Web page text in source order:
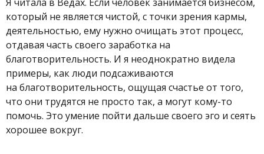
который не является чистой, с точки зрения кармы,
деятельностью, ему нужно очищать этот процесс,
отдавая часть своего заработка на
благотворительность. И я неоднократно видела
примеры, как люди подсаживаются
на благотворительность, ощущая счастье от того,
что они трудятся не просто так, а могут кому-то
помочь. Это умение пойти дальше своего эго и сеять
хорошее вокруг.